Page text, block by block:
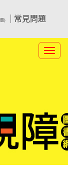
)
常見問題